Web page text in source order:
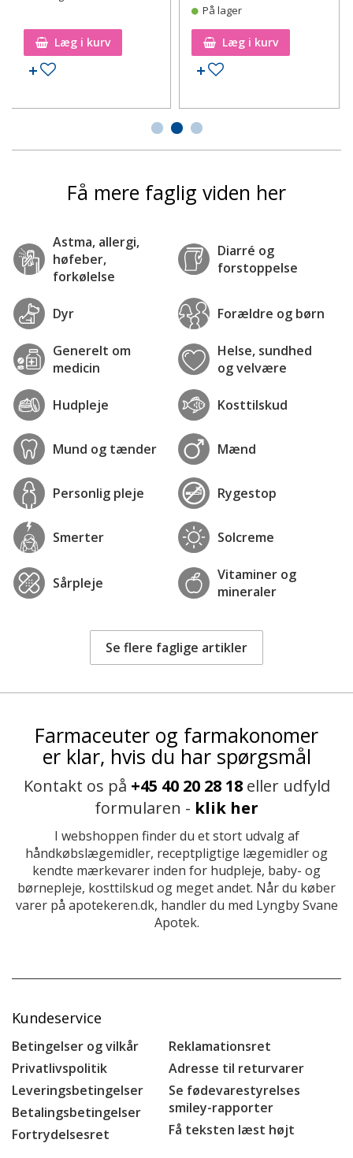
Læg i kurv
Tilføj til ønskeseddel
På lager
Læg i kurv
Tilføj til ønskeseddel
Få mere faglig viden her
Astma, allergi,
høfeber,
forkølelse
Diarré og
forstoppelse
Dyr Forældre og børn
Generelt om
medicin
Helse, sundhed
og velvære
Hudpleje Kosttilskud
Mund og tænder Mænd
Personlig pleje Rygestop
Smerter Solcreme
Sårpleje
Vitaminer og
mineraler
Se flere faglige artikler
Farmaceuter og farmakonomer
er klar, hvis du har spørgsmål
Kontakt os på +45 40 20 28 18eller udfyld
formularen - klik her
I webshoppen finder du et stort udvalg af
håndkøbslægemidler, receptpligtige lægemidler og
kendte mærkevarer inden for hudpleje, baby- og
børnepleje, kosttilskud og meget andet. Når du køber
varer på apotekeren.dk, handler du med Lyngby Svane
Apotek.
Kundeservice
Betingelser og vilkår
Privatlivspolitik
Leveringsbetingelser
Betalingsbetingelser
Fortrydelsesret
Reklamationsret
Adresse til returvarer
Se fødevarestyrelses
smiley-rapporter
Få teksten læst højt